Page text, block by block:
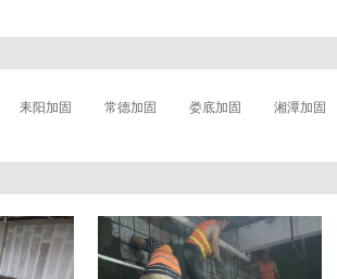
耒阳加固 常德加固 娄底加固 湘潭加固